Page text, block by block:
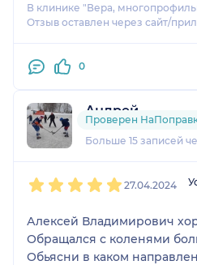
В клинике "Вера,
Отзыв оставлен через сайт/
0
Андрей
1 отзыви2 оценки
Больше 15 записей
Проверен
27.04.2024
Алексей Владимирович
Обращался с коленями
Обьясни в каком